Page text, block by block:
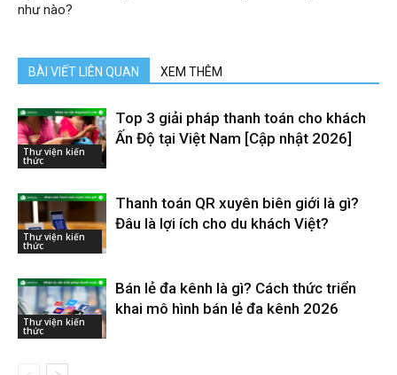
như nào?
BÀI VIẾT LIÊN QUAN XEM THÊM
Thư viện kiến
thức
Top 3 giải pháp thanh toán cho khách
Ấn Độ tại Việt Nam [Cập nhật 2026]
Thư viện kiến
thức
Thanh toán QR xuyên biên giới là gì?
Đâu là lợi ích cho du khách Việt?
Thư viện kiến
thức
Bán lẻ đa kênh là gì? Cách thức triển
khai mô hình bán lẻ đa kênh 2026